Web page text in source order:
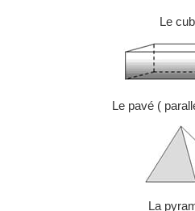
Le
Le pavé (
La